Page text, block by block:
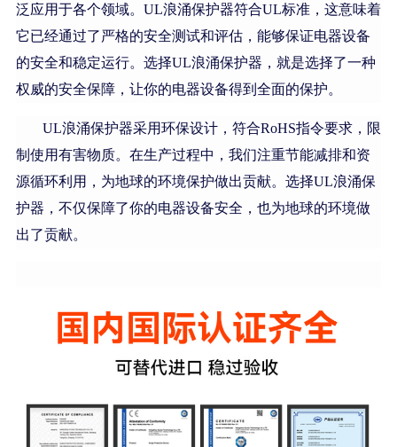
泛应用于各个领域。UL浪涌保护器符合UL标准，这意味着
它已经通过了严格的安全测试和评估，能够保证电器设备
的安全和稳定运行。选择UL浪涌保护器，就是选择了一种
权威的安全保障，让你的电器设备得到全面的保护。
UL浪涌保护器采用环保设计，符合RoHS指令要求，限
制使用有害物质。在生产过程中，我们注重节能减排和资
源循环利用，为地球的环境保护做出贡献。选择UL浪涌保
护器，不仅保障了你的电器设备安全，也为地球的环境做
出了贡献。